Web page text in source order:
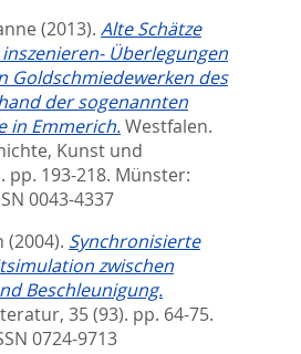
(2013). Alte Schätze
Überlegungen
Goldschmiedewerken des
der sogenannten
in Emmerich.Westfalen.
Kunst und
pp. 193-218. Münster:
0043-4337
(2004). Synchronisierte
zwischen
Beschleunigung.
35 (93). pp. 64-75.
0724-9713